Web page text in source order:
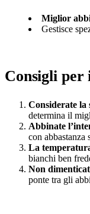
Miglior
Gestisce
Consigli per
Considerate la
determina il
Abbinate
con abbastanza
La
bianchi ben
Non
ponte tra gli